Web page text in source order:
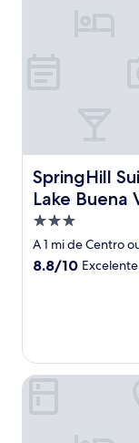
SpringHill
Lake Buena
SpringHill
Propiedad
de
3.0
A 1 mi de Centro
8.8
8.8/10 Excelente
Magic Key (No